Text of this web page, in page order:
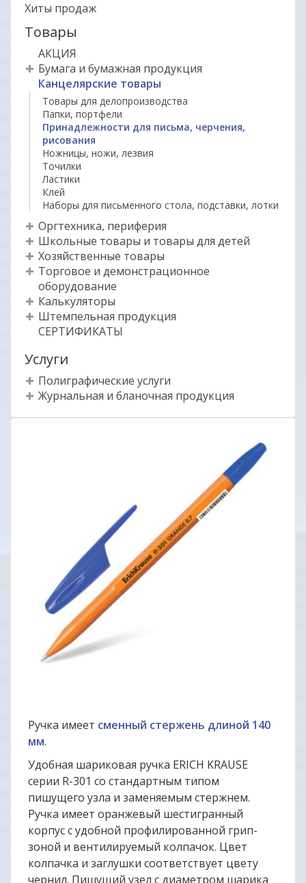
Хиты продаж
Товары
АКЦИЯ
Бумага и бумажная продукция
Канцелярские товары
Товары для делопроизводства
Папки, портфели
Принадлежности для письма, черчения,
рисования
Ножницы, ножи, лезвия
Точилки
Ластики
Клей
Наборы для письменного стола, подставки, лотки
Оргтехника, периферия
Школьные товары и товары для детей
Хозяйственные товары
Торговое и демонстрационное
оборудование
Калькуляторы
Штемпельная продукция
СЕРТИФИКАТЫ
Услуги
Полиграфические услуги
Журнальная и бланочная продукция
Ручка имеет сменный стержень длиной 140
мм.
Удобная шариковая ручка ERICH KRAUSE
серии R-301 со стандартным типом
пишущего узла и заменяемым стержнем.
Ручка имеет оранжевый шестигранный
корпус с удобной профилированной грип-
зоной и вентилируемый колпачок. Цвет
колпачка и заглушки соответствует цвету
чернил. Пишущий узел с диаметром шарика